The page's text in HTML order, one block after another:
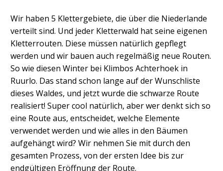
Wir haben 5 Klettergebiete, die über die Niederlande
verteilt sind. Und jeder Kletterwald hat seine eigenen
Kletterrouten. Diese müssen natürlich gepflegt
werden und wir bauen auch regelmäßig neue Routen.
So wie diesen Winter bei Klimbos Achterhoek in
Ruurlo. Das stand schon lange auf der Wunschliste
dieses Waldes, und jetzt wurde die schwarze Route
realisiert! Super cool natürlich, aber wer denkt sich so
eine Route aus, entscheidet, welche Elemente
verwendet werden und wie alles in den Bäumen
aufgehängt wird? Wir nehmen Sie mit durch den
gesamten Prozess, von der ersten Idee bis zur
endgültigen Eröffnung der Route.